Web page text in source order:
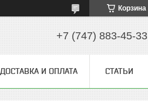
Корзина
+7 (747) 883-45-33
ДОСТАВКА И ОПЛАТА СТАТЬИ